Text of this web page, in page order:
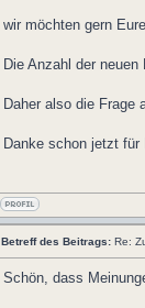
wir möchten gern
Die Anzahl der
Daher also die Frage
Danke schon jetzt für
Betreff des Beitrags: Re:
Schön, dass